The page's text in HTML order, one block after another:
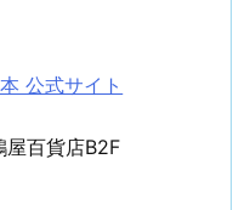
公式サイト
屋百貨店B2F